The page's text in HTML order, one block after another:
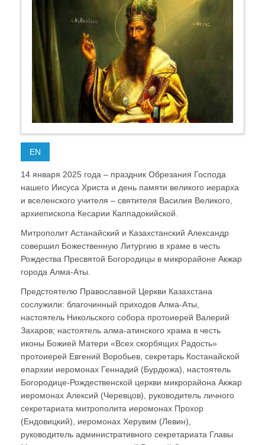
EN
14 января 2025 года – праздник Обрезания Господа
нашего Иисуса Христа и день памяти великого иерарха
и вселенского учителя – святителя Василия Великого,
архиепископа Кесарии Каппадокийской.
Митрополит Астанайский и Казахстанский Александр
совершил Божественную Литургию в храме в честь
Рождества Пресвятой Богородицы в микрорайоне Акжар
города Алма-Аты.
Предстоятелю Православной Церкви Казахстана
сослужили: благочинный приходов Алма-Аты,
настоятель Никольского собора протоиерей Валерий
Захаров; настоятель алма-атинского храма в честь
иконы Божией Матери «Всех скорбящих Радость»
протоиерей Евгений Воробьев, секретарь Костанайской
епархии иеромонах Геннадий (Бурдюжа), настоятель
Богородице-Рождественской церкви микрорайона Акжар
иеромонах Алексий (Черевцов), руководитель личного
секретариата митрополита иеромонах Прохор
(Ендовицкий), иеромонах Херувим (Левин),
руководитель административного секретариата Главы